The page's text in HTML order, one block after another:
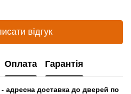
відгук
Оплата Гарантія
адресна доставка до дверей по